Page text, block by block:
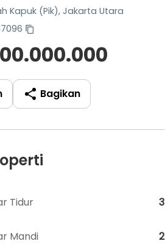
Kapuk (Pik), Jakarta Utara
Bagikan
Tidur 3
Mandi 2